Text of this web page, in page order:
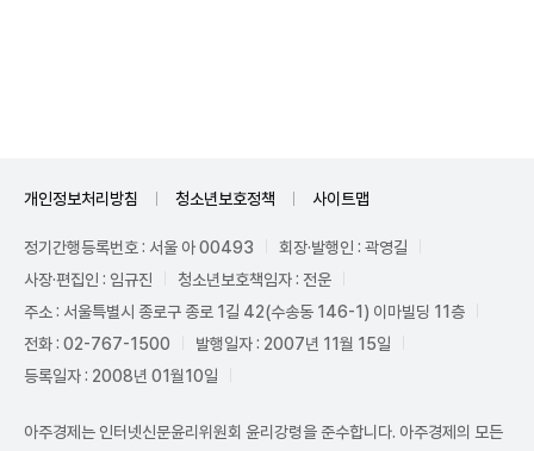
개인정보처리방침 청소년보호정책 사이트맵
정기간행등록번호 : 서울 아 00493
회장·발행인 : 곽영길
사장·편집인 : 임규진
청소년보호책임자 : 전운
주소 : 서울특별시 종로구 종로 1길 42(수송동 146-1) 이마빌딩 11층
전화 : 02-767-1500
발행일자 : 2007년 11월 15일
등록일자 : 2008년 01월10일
아주경제는 인터넷신문윤리위원회 윤리강령을 준수합니다. 아주경제의 모든